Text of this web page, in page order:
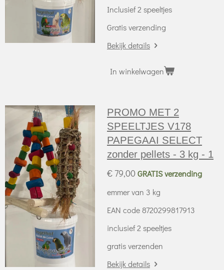
Inclusief 2 speeltjes
Gratis verzending
Bekijk details
In winkelwagen
PROMO MET 2
SPEELTJES V178
PAPEGAAI SELECT
zonder pellets - 3 kg - 1
€ 79,00GRATIS verzending
emmer van 3 kg
EAN code 8720299817913
inclusief 2 speeltjes
gratis verzenden
Bekijk details